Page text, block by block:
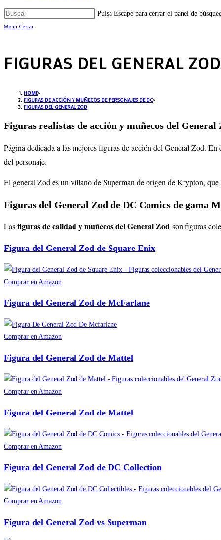
Pulsa Escape para cerrar el panel de
Menú Cerrar
FIGURAS DEL GENERAL ZOD
HOME>
FIGURAS DE ACCIÓN Y MUÑECOS DE PERSONAJES DE DC>
FIGURAS DEL GENERAL ZOD
Figuras realistas de acción y muñecos del General
Página dedicada a las mejores figuras de acción del General Zod.
del personaje.
El general Zod es un villano de Superman de origen de Krypton,
Figuras del General Zod de DC Comics de gama
Lasfiguras de calidad y muñecos del General Zod son figuras
Figura del General Zod de Square Enix
Comprar en Amazon
Figura del General Zod de McFarlane
Comprar en Amazon
Figura del General Zod de Mattel
Comprar en Amazon
Figura del General Zod de Mattel
Comprar en Amazon
Figura del General Zod de DC Collection
Comprar en Amazon
Figura del General Zod vs Superman